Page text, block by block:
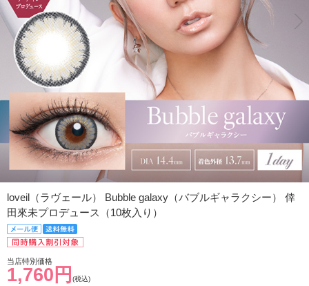
loveil（ラヴェール） Bubble galaxy（バブルギャラクシー） 倖
田來未プロデュース（10枚入り）
当店特別価格
1,760円 (税込)